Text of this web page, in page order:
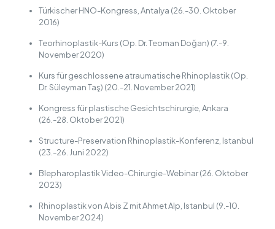
Türkischer HNO-Kongress, Antalya (26.-30. Oktober
2016)
Teorhinoplastik-Kurs (Op. Dr. Teoman Doğan) (7.-9.
November 2020)
Kurs für geschlossene atraumatische Rhinoplastik (Op.
Dr. Süleyman Taş) (20.-21. November 2021)
Kongress für plastische Gesichtschirurgie, Ankara
(26.-28. Oktober 2021)
Structure-Preservation Rhinoplastik-Konferenz, Istanbul
(23.-26. Juni 2022)
Blepharoplastik Video-Chirurgie-Webinar (26. Oktober
2023)
Rhinoplastik von A bis Z mit Ahmet Alp, Istanbul (9.-10.
November 2024)